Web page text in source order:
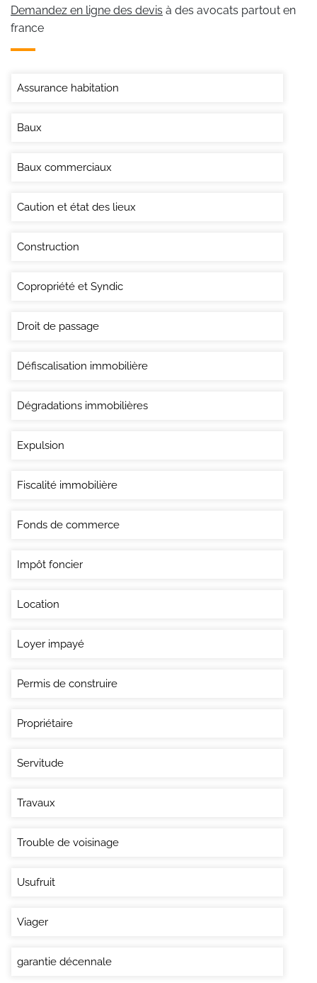
Demandez en ligne des devis à des avocats partout en
france
Assurance habitation
Baux
Baux commerciaux
Caution et état des lieux
Construction
Copropriété et Syndic
Droit de passage
Défiscalisation immobilière
Dégradations immobilières
Expulsion
Fiscalité immobilière
Fonds de commerce
Impôt foncier
Location
Loyer impayé
Permis de construire
Propriétaire
Servitude
Travaux
Trouble de voisinage
Usufruit
Viager
garantie décennale